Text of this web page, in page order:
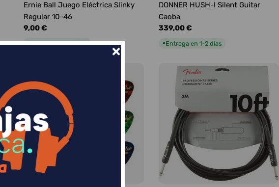
Ernie Ball Juego Eléctrica Slinky
Regular 10-46
Precio
9,00 €
●Entrega en 1-2 días
DONNER HUSH-I Silent Guitar
Caoba
Precio
339,00 €
●Entrega en 1-2 días